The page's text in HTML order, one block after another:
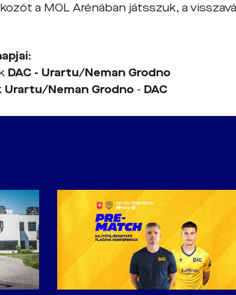
a MOL Arénában játsszuk, a
DAC - Urartu/Neman Grodno
Urartu/Neman Grodno - DAC